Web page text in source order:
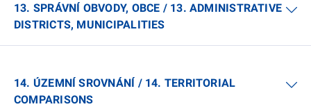
13. SPRÁVNÍ OBVODY, OBCE / 13. ADMINISTRATIVE
DISTRICTS, MUNICIPALITIES
14. ÚZEMNÍ SROVNÁNÍ / 14. TERRITORIAL
COMPARISONS